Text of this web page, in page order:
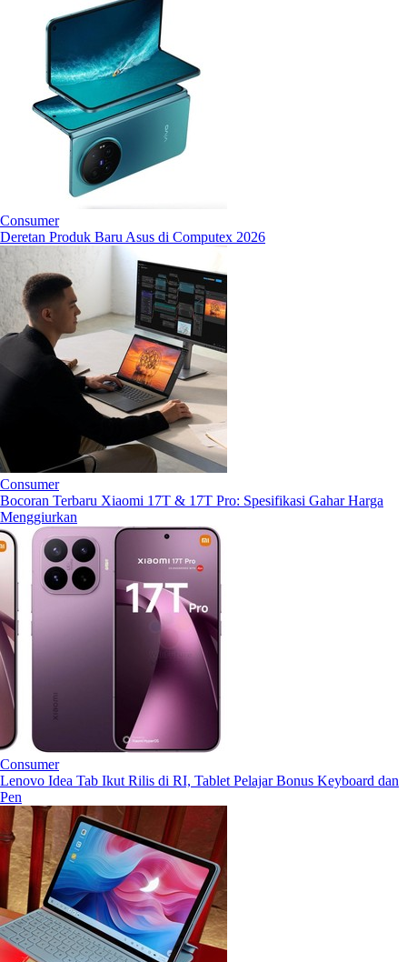
Consumer
Deretan Produk Baru Asus di Computex 2026
Consumer
Bocoran Terbaru Xiaomi 17T & 17T Pro: Spesifikasi Gahar Harga
Menggiurkan
Consumer
Lenovo Idea Tab Ikut Rilis di RI, Tablet Pelajar Bonus Keyboard dan
Pen